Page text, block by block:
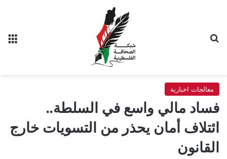
معالجات اخبارية
فساد مالي واسع في السلطة..
ائتلاف أمان يحذر من التسويات خارج
القانون